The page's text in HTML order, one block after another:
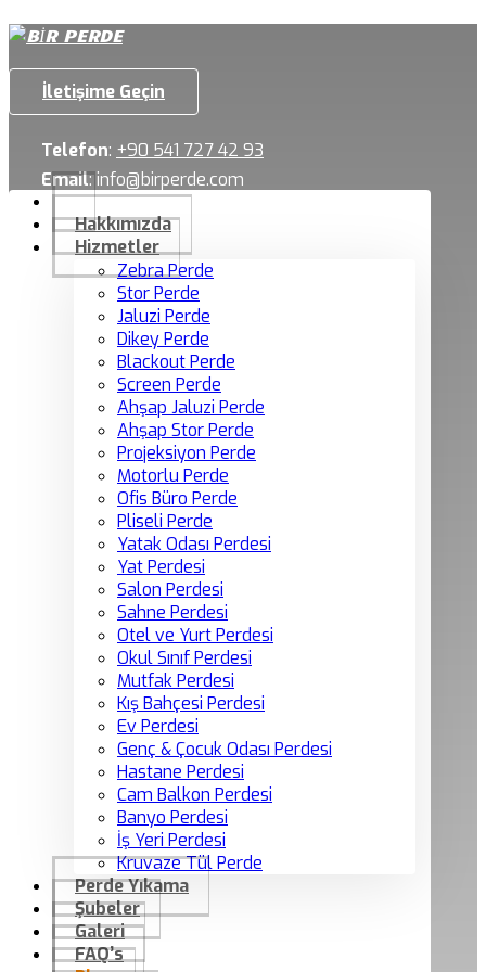
İletişime Geçin
Telefon: +90 541 727 42 93
Email:info@birperde.com
Hakkımızda
Hizmetler
Zebra Perde
Stor Perde
Jaluzi Perde
Dikey Perde
Blackout Perde
Screen Perde
Ahşap Jaluzi Perde
Ahşap Stor Perde
Projeksiyon Perde
Motorlu Perde
Ofis Büro Perde
Pliseli Perde
Yatak Odası Perdesi
Yat Perdesi
Salon Perdesi
Sahne Perdesi
Otel ve Yurt Perdesi
Okul Sınıf Perdesi
Mutfak Perdesi
Kış Bahçesi Perdesi
Ev Perdesi
Genç & Çocuk Odası Perdesi
Hastane Perdesi
Cam Balkon Perdesi
Banyo Perdesi
İş Yeri Perdesi
Kruvaze Tül Perde
Perde Yıkama
Şubeler
Galeri
FAQ’s